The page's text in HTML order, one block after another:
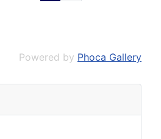
Powered by Phoca Gallery